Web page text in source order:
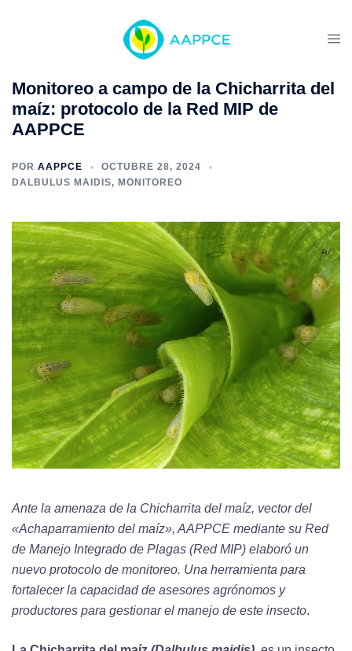
Monitoreo a campo de la Chicharrita del
maíz: protocolo de la Red MIP de
AAPPCE
POR AAPPCE
OCTUBRE 28, 2024
DALBULUS MAIDIS, MONITOREO
Ante la amenaza de la Chicharrita del maíz, vector del
«Achaparramiento del maíz», AAPPCE mediante su Red
de Manejo Integrado de Plagas (Red MIP) elaboró un
nuevo protocolo de monitoreo. Una herramienta para
fortalecer la capacidad de asesores agrónomos y
productores para gestionar el manejo de este insecto.